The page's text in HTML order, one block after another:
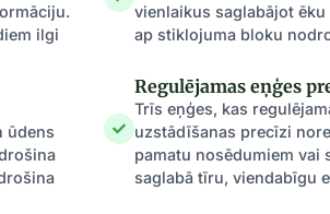
ilgi
vienlaikus saglabājot
ap stiklojuma bloku
Regulējamas eņģes
Trīs eņģes, kas
uzstādīšanas precīzi
pamatu nosēdumiem vai
saglabā tīru, viendabīgu
ūdens